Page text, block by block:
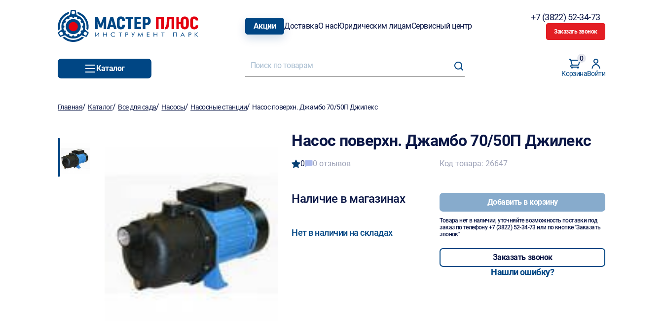
Акции ДоставкаО насЮридическим лицамСервисный центр
+7 (3822) 52-34-73
Заказать звонок
Каталог
Корзина
0
Войти
Главная/ Каталог/ Все для сада/ Насосы/ Насосные станции/ Насос поверхн. Джамбо 70/50П Джилекс
Насос поверхн. Джамбо 70/50П Джилекс
0 0 отзывов
Наличие в магазинах
Нет в наличии на складах
Код товара: 26647
Добавить в корзину
Товара нет в наличии, уточняйте возможность поставки под
заказ по телефону+7 (3822) 52-34-73 или по кнопке "Заказать
звонок"
Заказать звонок
Нашли ошибку?